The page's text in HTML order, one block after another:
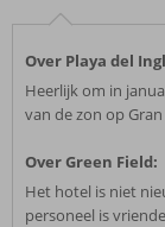
Over Playa del
Heerlijk om in
van de zon op
Over Green Field:
Het hotel is niet
personeel is